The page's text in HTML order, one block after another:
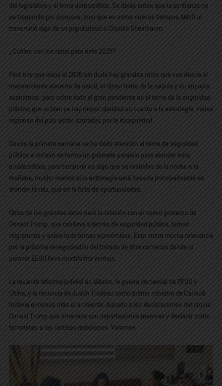
del legislativo y el bono democrático. Se decía antes que la confianza no
se transmite por ósmosis, creo que en estos nuevos tiempos AMLO si
transmitió algo de su popularidad a Claudia Sheinbaum.
¿Cuáles son los retos para este 2025?
Pero hoy que inicia el 2025 sin duda hay grandes retos que van desde el
mejoramiento sistema de salud, el rijoso tema de la sequía y su impacto
económico, pero sobre todo el gran pendiente es el tema de la seguridad
pública, que si bien ya hay mayor claridad en cuanto a la estrategia, varias
regiones del país están azotadas por la inseguridad.
Desde la primera semana se ha dado atención al tema de seguridad
pública e incluso se forma un gabinete paralelo para atender esta
problemática, pero tampoco es algo que se resuelva de la noche a la
mañana, mucho menos si la estrategia está basada principalmente en
atender la raíz, que es la falta de oportunidades.
Otros de los grandes retos será la relación con el nuevo gobierno de
Donald Trump, que conlleva a temas de seguridad pública, temas
migratorios y sobre todo temas económicos. Esto cobra mucha relevancia
por la próxima renegociación del tratado de libre comercio donde al
parecer EEUU lleva muchísima ventaja.
La reciente reforma judicial en México, la guerra comercial de EEUU y
China, y la renuncia de Justin Trudeau como primer ministro de Canadá,
todavía enrarece más el ambiente. Aunado a las declaraciones del propio
Donald Trump que amenaza con deportaciones masivas y declarar como
terroristas a los carteles mexicanos. Veremos.